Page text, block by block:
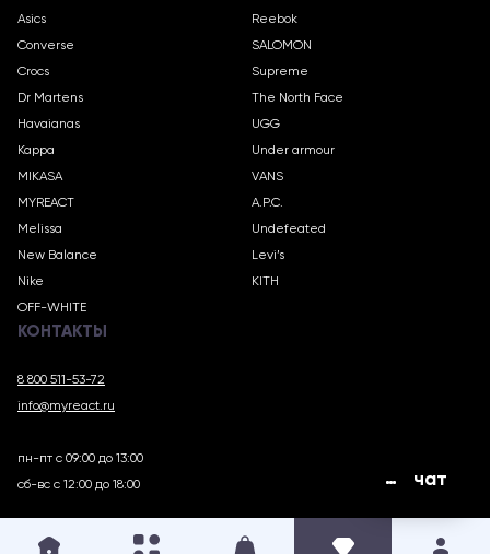
Asics
Converse
Crocs
Dr Martens
Havaianas
Kappa
MIKASA
MYREACT
Melissa
New Balance
Nike
OFF-WHITE
Reebok
SALOMON
Supreme
The North Face
UGG
Under armour
VANS
A.P.C.
Undefeated
Levi’s
KITH
КОНТАКТЫ
8 800 511-53-72
info@myreact.ru
пн-пт с 09:00 до 13:00
сб-вс с 12:00 до 18:00
чат